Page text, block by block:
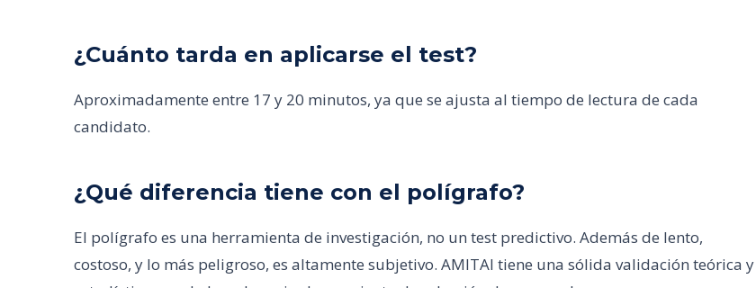
¿Cuánto tarda en aplicarse el test?
Aproximadamente entre 17 y 20 minutos, ya que se ajusta al tiempo de lectura de cada
candidato.
¿Qué diferencia tiene con el polígrafo?
El polígrafo es una herramienta de investigación, no un test predictivo. Además de lento,
costoso, y lo más peligroso, es altamente subjetivo. AMITAI tiene una sólida validación teórica y